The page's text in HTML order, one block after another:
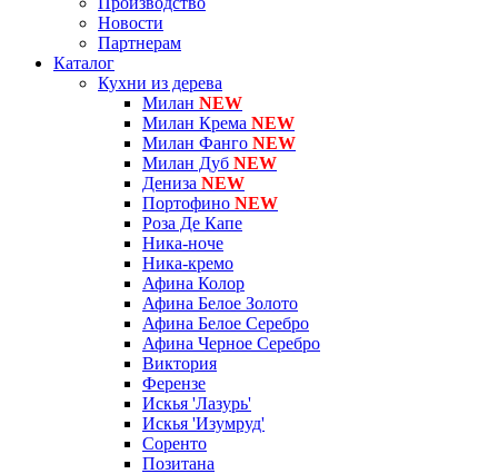
Новости
Партнерам
Каталог
Кухни из дерева
Милан NEW
Милан Крема NEW
Милан Фанго NEW
Милан Дуб NEW
Дениза NEW
Портофино NEW
Роза Де Капе
Ника-ноче
Ника-кремо
Афина Колор
Афина Белое Золото
Афина Белое Серебро
Афина Черное Серебро
Виктория
Ферензе
Искья 'Лазурь'
Искья 'Изумруд'
Соренто
Позитана